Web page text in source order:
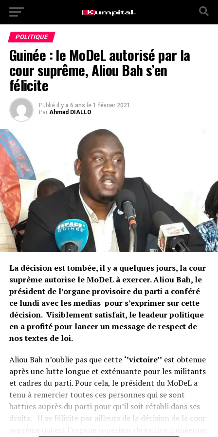
POLITIQUE
Guinée : le MoDeL autorisé par la
cour suprême, Aliou Bah s’en
félicite
Publié il y a 6 ans le 1 février 2021
Par Ahmad DIALLO
La décision est tombée, il y a quelques jours, la cour
suprême autorise le MoDeL à exercer. Aliou Bah, le
président de l’organe provisoire du parti a conféré
ce lundi avec les medias pour s’exprimer sur cette
décision. Visiblement satisfait, le leadeur politique
en a profité pour lancer un message de respect de
nos textes de loi.
Aliou Bah n’oublie pas que cette ‘’victoire’’ est obtenue
après une lutte longue et exténuante pour les militants
et cadres du parti. Pour cela, le président du MoDeL a
tenu à remercier toutes ces personnes qui se sont
battues auprès du parti pour qu’il soit rétabli dans ses
droits. Il se félicite par ailleurs de la décision de la cour